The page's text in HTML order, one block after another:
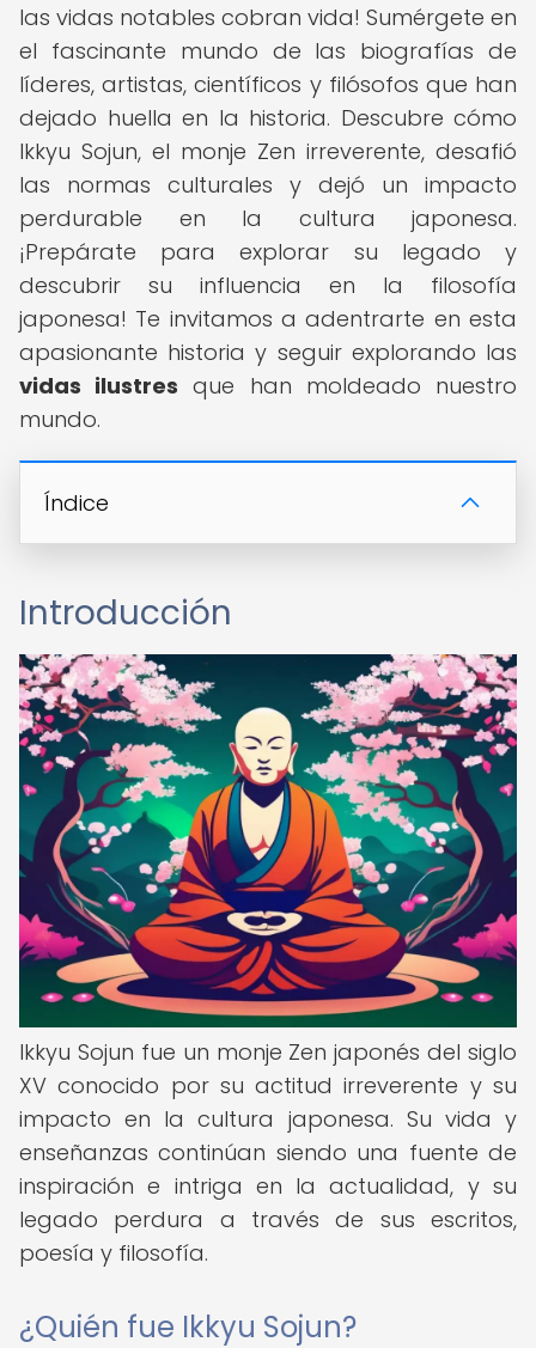
las vidas notables cobran vida! Sumérgete en
el fascinante mundo de las biografías de
líderes, artistas, científicos y filósofos que han
dejado huella en la historia. Descubre cómo
Ikkyu Sojun, el monje Zen irreverente, desafió
las normas culturales y dejó un impacto
perdurable en la cultura japonesa.
¡Prepárate para explorar su legado y
descubrir su influencia en la filosofía
japonesa! Te invitamos a adentrarte en esta
apasionante historia y seguir explorando las
vidas ilustres que han moldeado nuestro
mundo.
Índice
Introducción
Ikkyu Sojun fue un monje Zen japonés del siglo
XV conocido por su actitud irreverente y su
impacto en la cultura japonesa. Su vida y
enseñanzas continúan siendo una fuente de
inspiración e intriga en la actualidad, y su
legado perdura a través de sus escritos,
poesía y filosofía.
¿Quién fue Ikkyu Sojun?